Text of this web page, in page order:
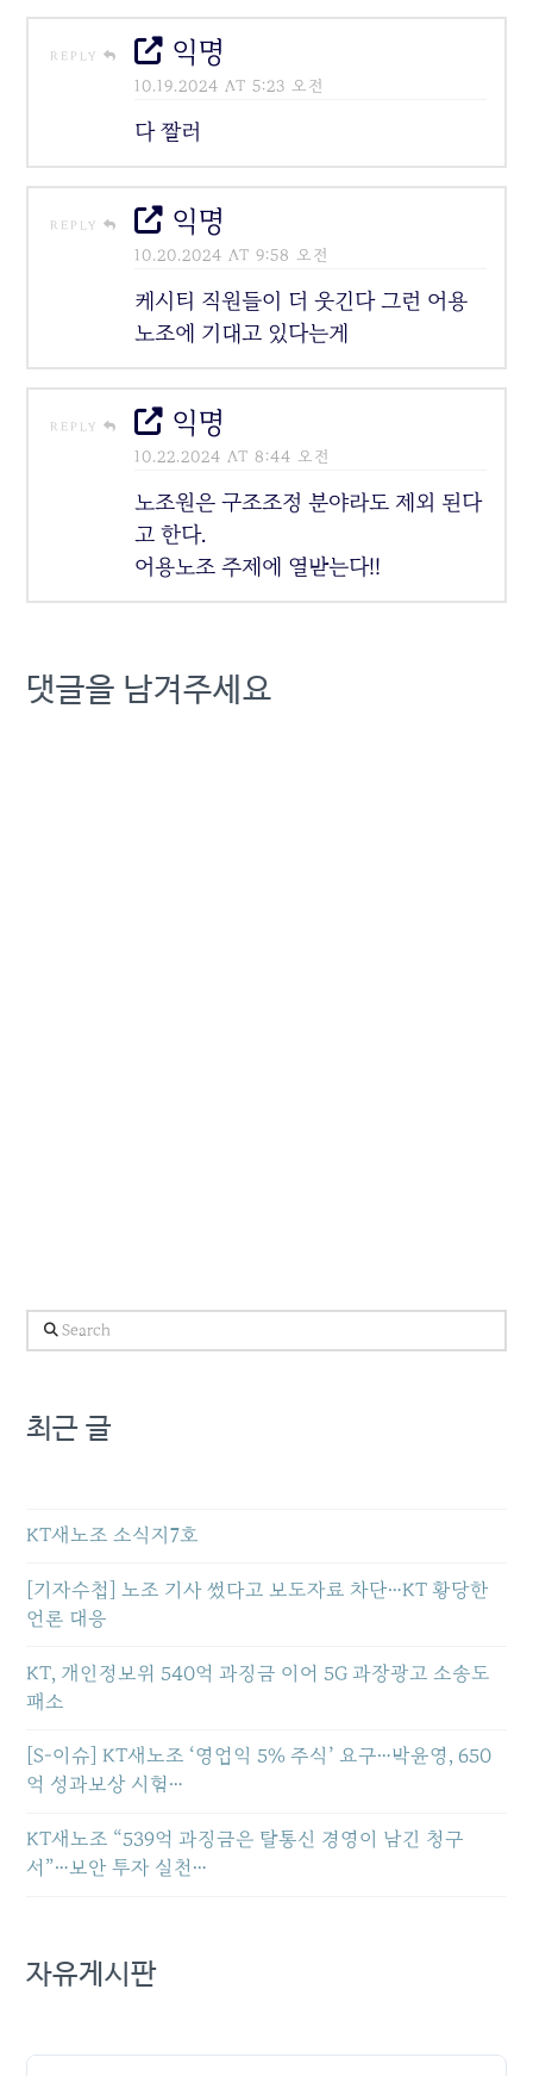
REPLY 익명
10.19.2024 AT 5:23 오전
다 짤러
REPLY 익명
10.20.2024 AT 9:58 오전
케시티 직원들이 더 웃긴다 그런 어용
노조에 기대고 있다는게
REPLY 익명
10.22.2024 AT 8:44 오전
노조원은 구조조정 분야라도 제외 된다
고 한다.
어용노조 주제에 열받는다!!
댓글을 남겨주세요
Search
최근 글
KT새노조 소식지7호
[기자수첩] 노조 기사 썼다고 보도자료 차단…KT 황당한
언론 대응
KT, 개인정보위 540억 과징금 이어 5G 과장광고 소송도
패소
[S-이슈] KT새노조 ‘영업익 5% 주식’ 요구…박윤영, 650
억 성과보상 시험…
KT새노조 “539억 과징금은 탈통신 경영이 남긴 청구
서”…보안 투자 실천…
자유게시판